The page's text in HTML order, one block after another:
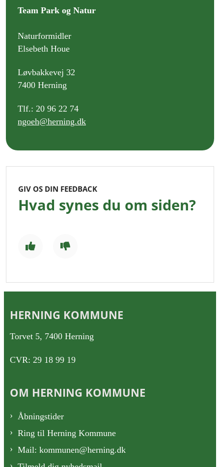
Team Park og Natur
Naturformidler
Elsebeth Houe
Løvbakkevej 32
7400 Herning
Tlf.: 20 96 22 74
ngoeh@herning.dk
GIV OS DIN FEEDBACK
Hvad synes du om siden?
HERNING KOMMUNE
Torvet 5, 7400 Herning
CVR: 29 18 99 19
OM HERNING KOMMUNE
Åbningstider
Ring til Herning Kommune
Mail: kommunen@herning.dk